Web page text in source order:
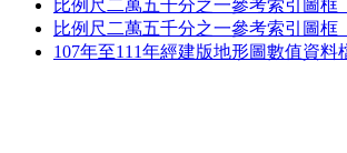
比例尺二萬五千分之一參考索引圖框
比例尺二萬五千分之一參考索引圖框
107年至111年經建版地形圖數值資料